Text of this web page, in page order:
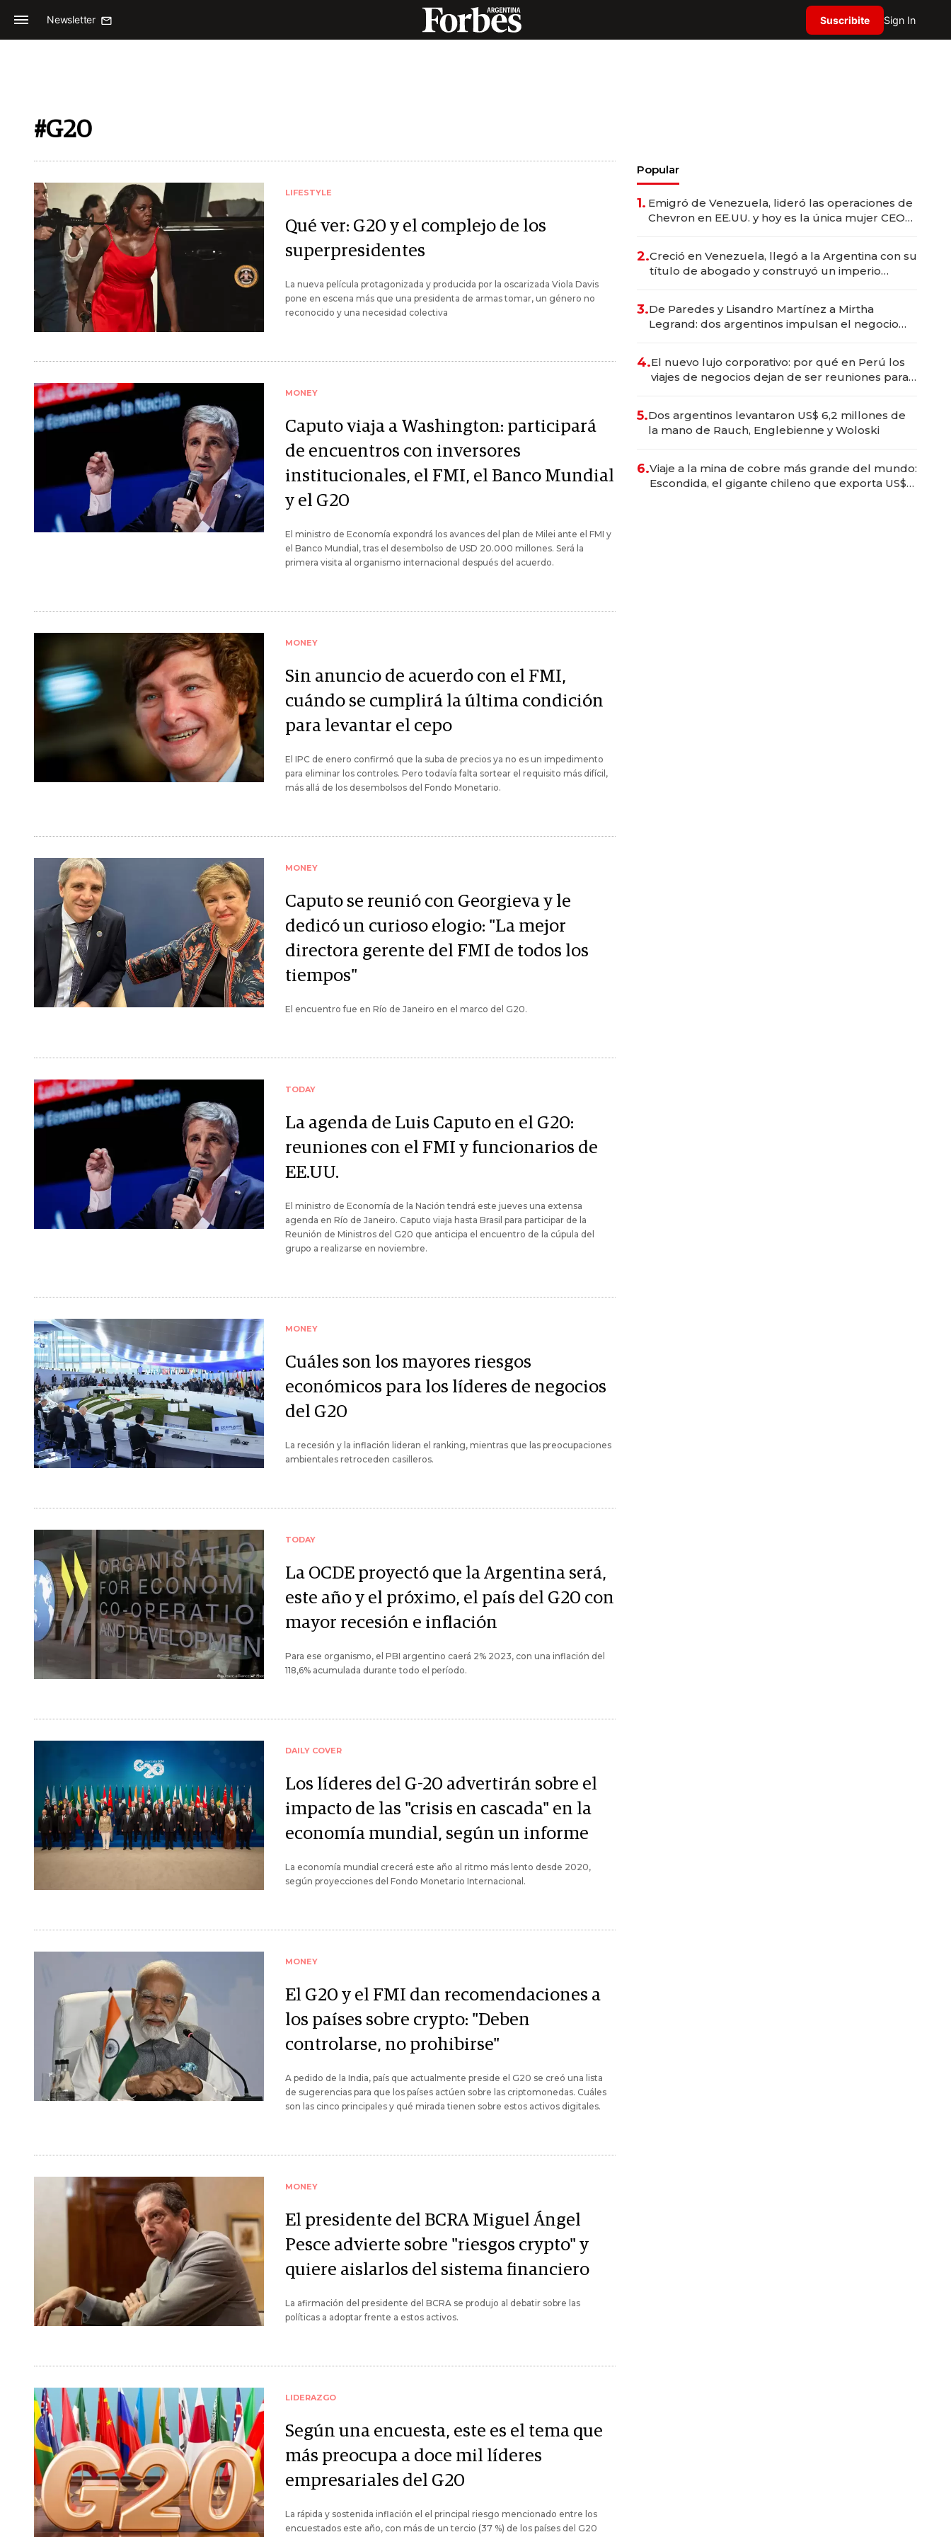
Newsletter Suscribite Sign In
#G20
LIFESTYLE
Qué ver: G20 y el complejo de los
superpresidentes
La nueva película protagonizada y producida por la oscarizada Viola Davis
pone en escena más que una presidenta de armas tomar, un género no
reconocido y una necesidad colectiva
MONEY
Caputo viaja a Washington: participará
de encuentros con inversores
institucionales, el FMI, el Banco Mundial
y el G20
El ministro de Economía expondrá los avances del plan de Milei ante el FMI y
el Banco Mundial, tras el desembolso de USD 20.000 millones. Será la
primera visita al organismo internacional después del acuerdo.
MONEY
Sin anuncio de acuerdo con el FMI,
cuándo se cumplirá la última condición
para levantar el cepo
El IPC de enero confirmó que la suba de precios ya no es un impedimento
para eliminar los controles. Pero todavía falta sortear el requisito más difícil,
más allá de los desembolsos del Fondo Monetario.
MONEY
Caputo se reunió con Georgieva y le
dedicó un curioso elogio: "La mejor
directora gerente del FMI de todos los
tiempos"
El encuentro fue en Río de Janeiro en el marco del G20.
TODAY
La agenda de Luis Caputo en el G20:
reuniones con el FMI y funcionarios de
EE.UU.
El ministro de Economía de la Nación tendrá este jueves una extensa
agenda en Río de Janeiro. Caputo viaja hasta Brasil para participar de la
Reunión de Ministros del G20 que anticipa el encuentro de la cúpula del
grupo a realizarse en noviembre.
MONEY
Cuáles son los mayores riesgos
económicos para los líderes de negocios
del G20
La recesión y la inflación lideran el ranking, mientras que las preocupaciones
ambientales retroceden casilleros.
TODAY
La OCDE proyectó que la Argentina será,
este año y el próximo, el país del G20 con
mayor recesión e inflación
Para ese organismo, el PBI argentino caerá 2% 2023, con una inflación del
118,6% acumulada durante todo el período.
DAILY COVER
Los líderes del G-20 advertirán sobre el
impacto de las "crisis en cascada" en la
economía mundial, según un informe
La economía mundial crecerá este año al ritmo más lento desde 2020,
según proyecciones del Fondo Monetario Internacional.
MONEY
El G20 y el FMI dan recomendaciones a
los países sobre crypto: "Deben
controlarse, no prohibirse"
A pedido de la India, país que actualmente preside el G20 se creó una lista
de sugerencias para que los países actúen sobre las criptomonedas. Cuáles
son las cinco principales y qué mirada tienen sobre estos activos digitales.
MONEY
El presidente del BCRA Miguel Ángel
Pesce advierte sobre "riesgos crypto" y
quiere aislarlos del sistema financiero
La afirmación del presidente del BCRA se produjo al debatir sobre las
políticas a adoptar frente a estos activos.
LIDERAZGO
Según una encuesta, este es el tema que
más preocupa a doce mil líderes
empresariales del G20
La rápida y sostenida inflación el el principal riesgo mencionado entre los
encuestados este año, con más de un tercio (37 %) de los países del G20
Popular
1. Emigró de Venezuela, lideró las operaciones de
Chevron en EE.UU. y hoy es la única mujer CEO
2.Creció en Venezuela, llegó a la Argentina con su
título de abogado y construyó un imperio
3.De Paredes y Lisandro Martínez a Mirtha
Legrand: dos argentinos impulsan el negocio
4.El nuevo lujo corporativo: por qué en Perú los
viajes de negocios dejan de ser reuniones para
5.Dos argentinos levantaron US$ 6,2 millones de
la mano de Rauch, Englebienne y Woloski
6.Viaje a la mina de cobre más grande del mundo:
Escondida, el gigante chileno que exporta US$